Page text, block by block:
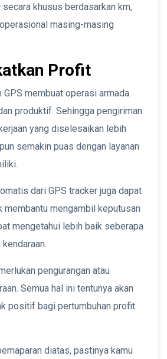
khusus berdasarkan km,
masing-masing
Profit
GPS membuat operasi armada
produktif. Sehingga pengiriman
yang diselesaikan lebih
semakin puas dengan layanan
dari GPS tracker juga dapat
membantu mengambil keputusan
mengetahui lebih baik seberapa
pengurangan atau
Semua hal ini tentunya akan
positif bagi pertumbuhan profit
diatas, pastinya kamu